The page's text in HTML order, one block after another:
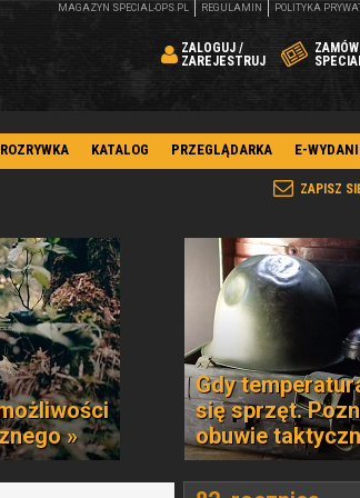
ZALOGUJ /
ZAREJESTRUJ
ZAMÓW
MAGAZYN SPECIAL-OPS.PL REGULAMIN POLITYKA
ROZRYWKA KATALOG PRZEGLĄDARKA E-
ZAPISZ
»
Gdy
się sprzęt.
obuwie